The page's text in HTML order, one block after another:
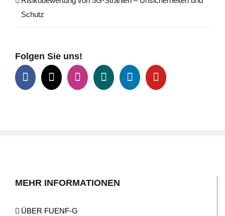
Schutz
Folgen Sie uns!
MEHR INFORMATIONEN
ÜBER FUENF-G